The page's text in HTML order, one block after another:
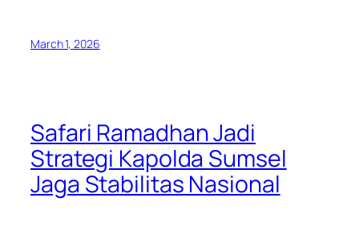
March 1, 2026
Safari Ramadhan Jadi
Strategi Kapolda Sumsel
Jaga Stabilitas Nasional